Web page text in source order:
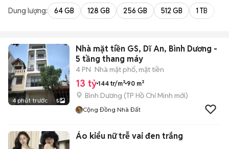
Dung lượng: 64 GB 128 GB 256 GB 512 GB 1 TB
4 phút trước 5
Nhà mặt tiền GS, Dĩ An, Bình Dương -
5 tầng thang máy
4 PN Nhà mặt phố, mặt tiền
13 tỷ 144 tr/m² 90 m²
Bình Dương (TP Hồ Chí Minh mới)
Cộng Đồng Nhà Đất
Áo kiểu nữ trễ vai đen trắng